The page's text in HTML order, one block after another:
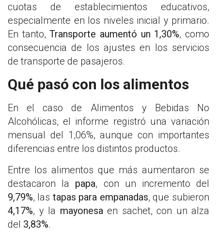
cuotas de establecimientos educativos,
especialmente en los niveles inicial y primario.
En tanto,Transporte aumentó un 1,30%, como
consecuencia de los ajustes en los servicios
de transporte de pasajeros.
Qué pasó con los alimentos
En el caso de Alimentos y Bebidas No
Alcohólicas, el informe registró una variación
mensual del 1,06%, aunque con importantes
diferencias entre los distintos productos.
Entre los alimentos que más aumentaron se
destacaron la papa, con un incremento del
9,79%, las tapas para empanadas, que subieron
4,17%, y la mayonesaen sachet, con un alza
del 3,83%.